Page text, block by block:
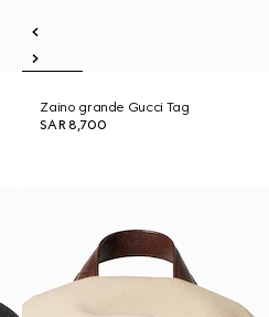
Zaino grande Gucci Tag
SAR 8,700